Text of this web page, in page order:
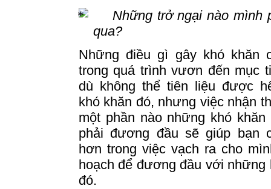
Những trở ngại nào mình
qua?
Những điều gì gây khó khăn
trong quá trình vươn đến mục
dù không thể tiên liệu được
khó khăn đó, nhưng việc nhận
một phần nào những khó khăn
phải đương đầu sẽ giúp bạn
hơn trong việc vạch ra cho
hoạch để đương đầu với những
đó.